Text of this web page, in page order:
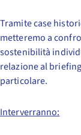
Tramite case
metteremo a
sostenibilità
relazione al
particolare.
Interverranno: